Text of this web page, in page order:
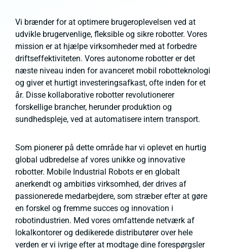
Vi brænder for at optimere brugeroplevelsen ved at
udvikle brugervenlige, fleksible og sikre robotter. Vores
mission er at hjælpe virksomheder med at forbedre
driftseffektiviteten. Vores autonome robotter er det
næste niveau inden for avanceret mobil robotteknologi
og giver et hurtigt investeringsafkast, ofte inden for et
år. Disse kollaborative robotter revolutionerer
forskellige brancher, herunder produktion og
sundhedspleje, ved at automatisere intern transport.
Som pionerer på dette område har vi oplevet en hurtig
global udbredelse af vores unikke og innovative
robotter. Mobile Industrial Robots er en globalt
anerkendt og ambitiøs virksomhed, der drives af
passionerede medarbejdere, som stræber efter at gøre
en forskel og fremme succes og innovation i
robotindustrien. Med vores omfattende netværk af
lokalkontorer og dedikerede distributører over hele
verden er vi ivrige efter at modtage dine forespørgsler